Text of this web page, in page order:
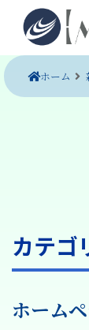
ホーム
カテゴ
ホーム